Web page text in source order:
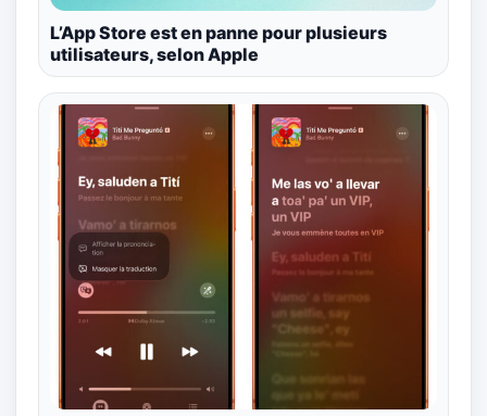
L’App Store est en panne pour plusieurs
utilisateurs, selon Apple